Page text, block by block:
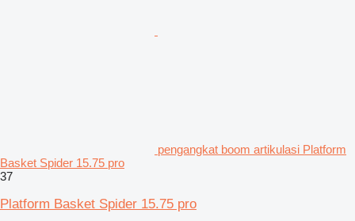
pengangkat boom artikulasi Platform
Basket Spider 15.75 pro
37
Platform Basket Spider 15.75 pro